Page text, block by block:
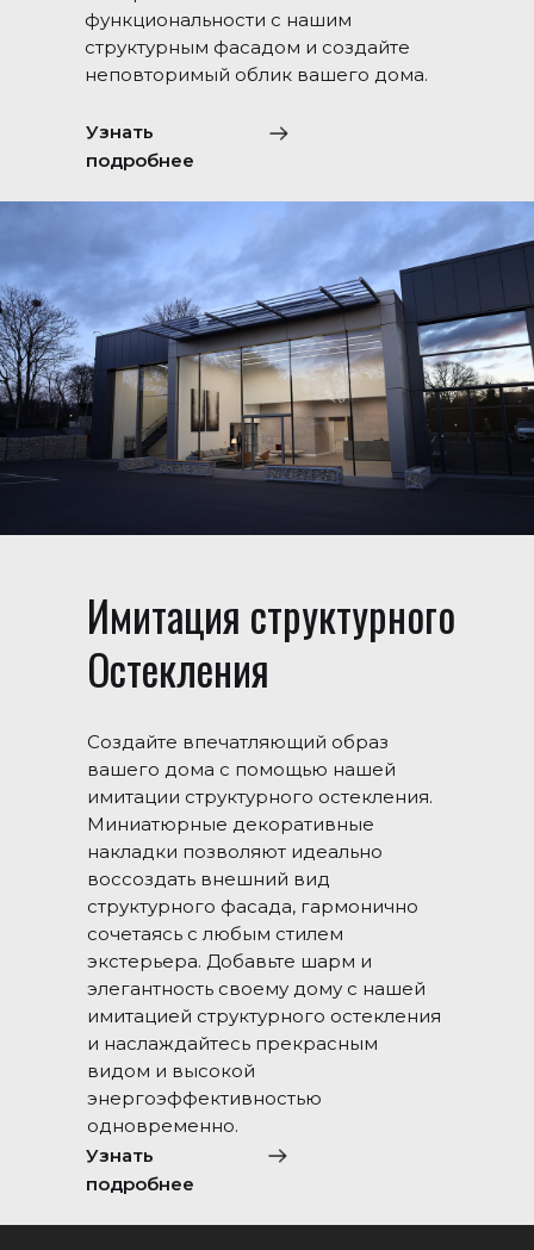
Имитация структурного
Остекления
Создайте впечатляющий образ
вашего дома с помощью нашей
имитации структурного остекления.
Миниатюрные декоративные
накладки позволяют идеально
воссоздать внешний вид
структурного фасада, гармонично
сочетаясь с любым стилем
экстерьера. Добавьте шарм и
элегантность своему дому с нашей
имитацией структурного остекления
и наслаждайтесь прекрасным
видом и высокой
энергоэффективностью
одновременно.
Узнать
подробнее
Узнать
подробнее
функциональности с нашим
структурным фасадом и создайте
неповторимый облик вашего дома.